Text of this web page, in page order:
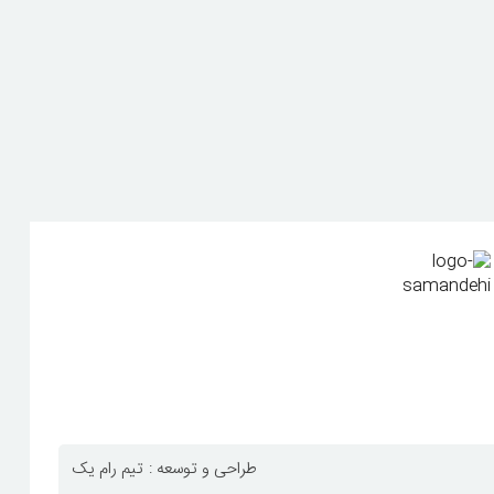
تیم رام یک طراحی و توسعه :